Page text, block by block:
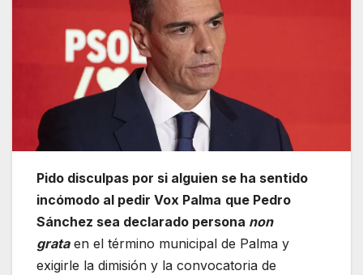
Pido disculpas por si alguien se ha sentido
incómodo al pedir Vox Palma que Pedro
Sánchez sea declarado persona non
grataen el término municipal de Palma y
exigirle la dimisión y la convocatoria de